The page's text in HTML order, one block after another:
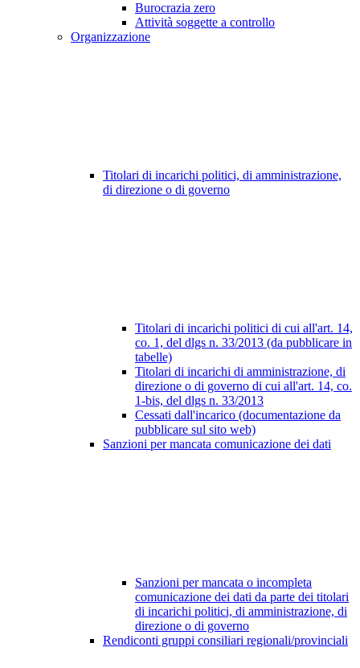
Burocrazia zero
Attività soggette a controllo
Organizzazione
Titolari di incarichi politici, di amministrazione,
di direzione o di governo
Titolari di incarichi politici di cui all'art. 14,
co. 1, del dlgs n. 33/2013 (da pubblicare in
tabelle)
Titolari di incarichi di amministrazione, di
direzione o di governo di cui all'art. 14, co.
1-bis, del dlgs n. 33/2013
Cessati dall'incarico (documentazione da
pubblicare sul sito web)
Sanzioni per mancata comunicazione dei dati
Sanzioni per mancata o incompleta
comunicazione dei dati da parte dei titolari
di incarichi politici, di amministrazione, di
direzione o di governo
Rendiconti gruppi consiliari regionali/provinciali